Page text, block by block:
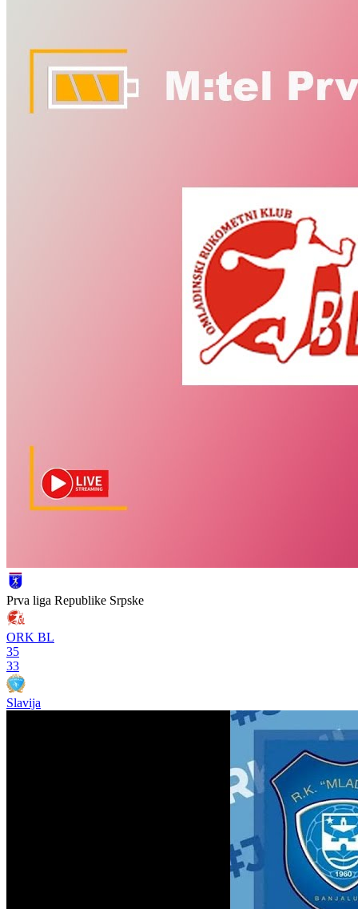
Prva liga Republike Srpske
ORK BL
35
33
Slavija